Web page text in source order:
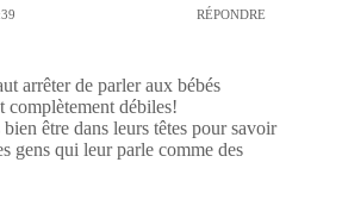
RÉPONDRE
arrêter de parler aux bébés
complètement débiles!
être dans leurs têtes pour savoir
gens qui leur parle comme des